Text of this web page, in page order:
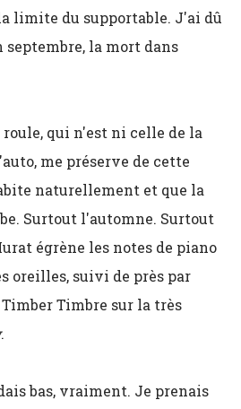
limite du supportable. J'ai dû
la mort dans
qui n'est ni celle de la
me préserve de cette
naturellement et que la
Surtout l'automne. Surtout
égrène les notes de piano
oreilles, suivi de près par
Timbre sur la très
.
bas, vraiment. Je prenais